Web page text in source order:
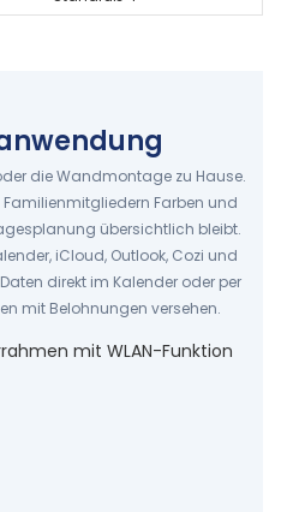
die Wandmontage zu Hause.
Farben und
übersichtlich bleibt.
iCloud, Outlook, Cozi und
direkt im Kalender oder per
mit Belohnungen versehen.